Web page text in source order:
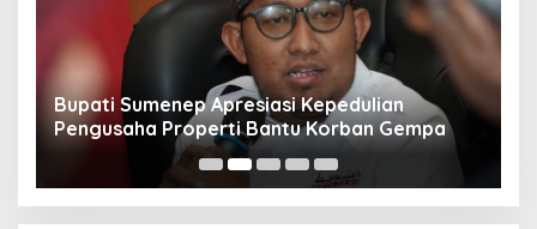
Bupati Sumenep Apresiasi Kepedulian
Pengusaha Properti Bantu Korban Gempa